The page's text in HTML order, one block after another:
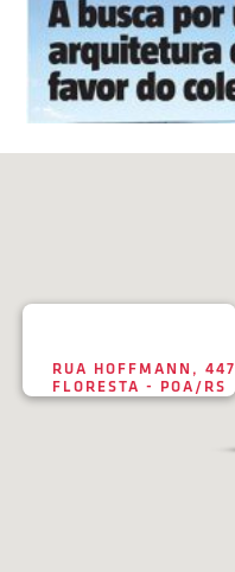
RUA HOFFMANN, 447
FLORESTA - POA/RS